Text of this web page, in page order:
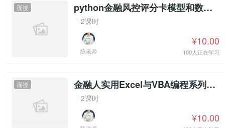
面授 python金融风控评分卡模型和数据分析
2课时
陈老师
¥10.00
100人正在学习
面授 金融人实用Excel与VBA编程系列课程
2课时
¥10.00